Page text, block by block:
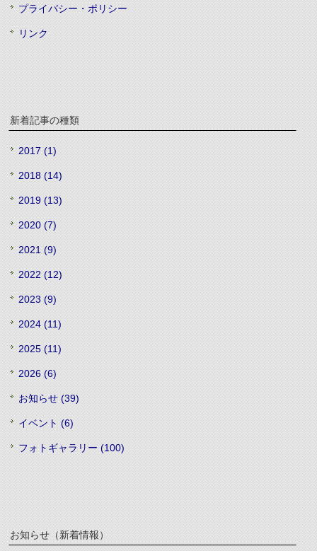
プライバシー・ポリシー
リンク
新着記事の種類
2017 (1)
2018 (14)
2019 (13)
2020 (7)
2021 (9)
2022 (12)
2023 (9)
2024 (11)
2025 (11)
2026 (6)
お知らせ (39)
イベント (6)
フォトギャラリー (100)
お知らせ（新着情報）